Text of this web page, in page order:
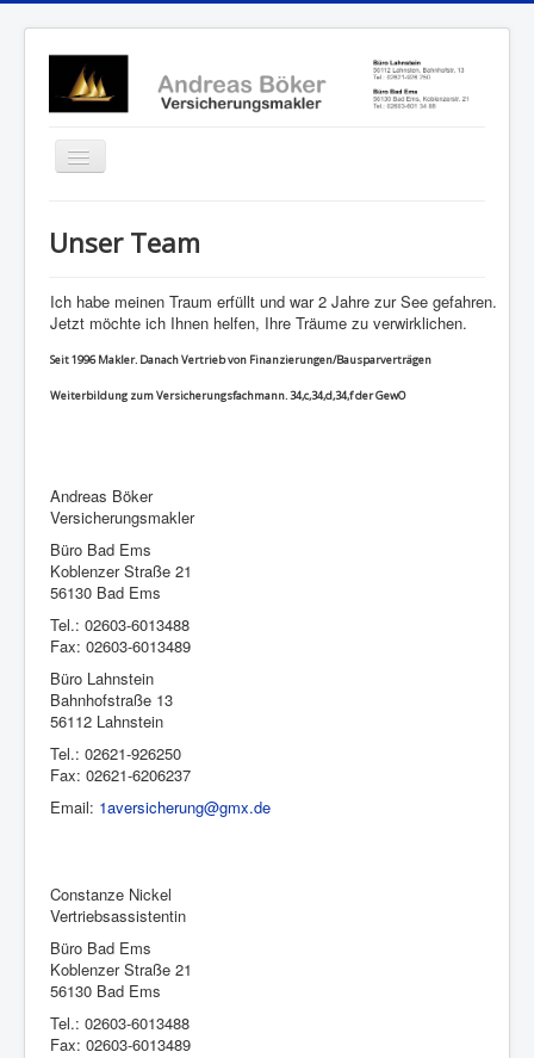
Unser Team
Ich habe meinen Traum erfüllt und war 2 Jahre zur See gefahren.
Jetzt möchte ich Ihnen helfen, Ihre Träume zu verwirklichen.
Seit 1996 Makler. Danach Vertrieb von Finanzierungen/Bausparverträgen
Weiterbildung zum Versicherungsfachmann. 34,c,34,d,34,f der GewO
Andreas Böker
Versicherungsmakler
Büro Bad Ems
Koblenzer Straße 21
56130 Bad Ems
Tel.: 02603-6013488
Fax: 02603-6013489
Büro Lahnstein
Bahnhofstraße 13
56112 Lahnstein
Tel.: 02621-926250
Fax: 02621-6206237
Email: 1aversicherung@gmx.de
Constanze Nickel
Vertriebsassistentin
Büro Bad Ems
Koblenzer Straße 21
56130 Bad Ems
Tel.: 02603-6013488
Fax: 02603-6013489